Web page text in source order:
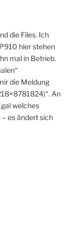
die Files. Ich
hier stehen
mal in Betrieb.
die Meldung
An
welches
es ändert sich